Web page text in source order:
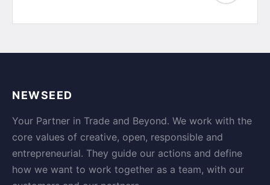
NEWSEED
Your Partner in Trade and Beyond. We work with the
core values of creative, open, responsible and
entrepreneurial. They guide our actions and define
how we want to work together as a team, with our